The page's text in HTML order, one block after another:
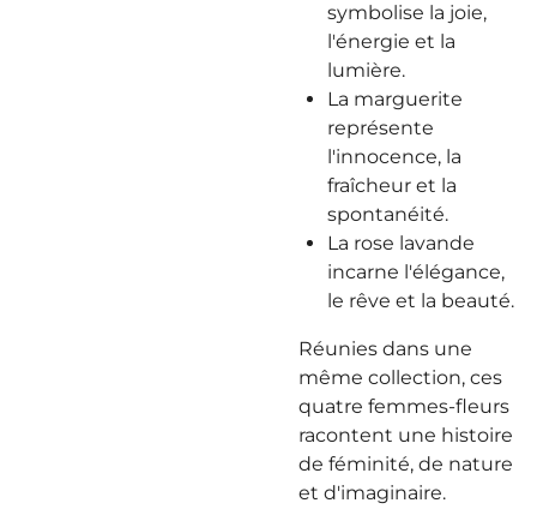
symbolise la joie,
l'énergie et la
lumière.
La marguerite
représente
l'innocence, la
fraîcheur et la
spontanéité.
La rose lavande
incarne l'élégance,
le rêve et la beauté.
Réunies dans une
même collection, ces
quatre femmes-fleurs
racontent une histoire
de féminité, de nature
et d'imaginaire.